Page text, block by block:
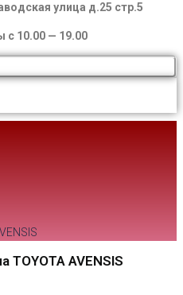
улица д.25 стр.5
с 10.00 — 19.00
TOYOTA AVENSIS